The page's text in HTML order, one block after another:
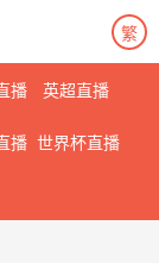
繁
播 英超直播
播 世界杯直播